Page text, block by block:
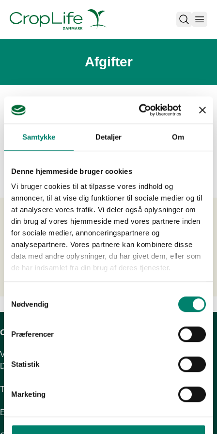
Samtykke Detaljer Om
Denne hjemmeside bruger cookies
Vi bruger cookies til at tilpasse vores indhold og
annoncer, til at vise dig funktioner til sociale medier og til
at analysere vores trafik. Vi deler også oplysninger om
din brug af vores hjemmeside med vores partnere inden
for sociale medier, annonceringspartnere og
analysepartnere. Vores partnere kan kombinere disse
data med andre oplysninger, du har givet dem, eller som
de har indsamlet fra din brug af deres tjenester.
Nødvendig
Præferencer
Statistik
Marketing
open
Afgifter
Den 1. juli 2013 blev der indført et afgiftssystem for
pesticider i Danmark. Hensigten med dette afgiftssystem
dermed opnå en generel reduktion af belastningen.
Politik og Pesticidstrategi
Pesticidbelastningsindikator
EU's landbrugsreform
CropLife Danmark
Vesterbrogade 6D, 2. sal
DK-1620 København V
Telefon: 22 22 70 78
Email: